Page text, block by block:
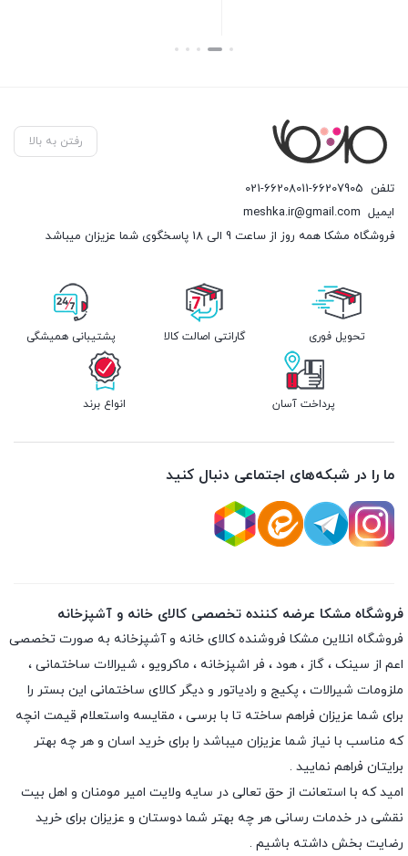
بستن
رفتن به بالا
تلفن 021-66208011-66207905
ایمیل meshka.ir@gmail.com
فروشگاه مشکا همه روز از ساعت 9 الی 18 پاسخگوی شما عزیزان میباشد
تحویل فوری گارانتی اصالت کالا پشتیبانی همیشگی
پرداخت آسان انواع برند
ما را در شبکه‌های اجتماعی دنبال کنید
فروشگاه مشکا عرضه کننده تخصصی کالای خانه و آشپزخانه
فروشگاه انلاین مشکا فروشنده کالای خانه و آشپزخانه به صورت تخصصی
اعم از سینک ، گاز ، هود ، فر اشپزخانه ، ماکرویو ، شیرالات ساختمانی ،
ملزومات شیرالات ، پکیج و رادیاتور و دیگر کالای ساختمانی این بستر را
برای شما عزیزان فراهم ساخته تا با برسی ، مقایسه واستعلام قیمت انچه
که مناسب با نیاز شما عزیزان میباشد را برای خرید اسان و هر چه بهتر
برایتان فراهم نمایید .
امید که با استعانت از حق تعالی در سایه ولایت امیر مومنان و اهل بیت
نقشی در خدمات رسانی هر چه بهتر شما دوستان و عزیزان برای خرید
رضایت بخش داشته باشیم .